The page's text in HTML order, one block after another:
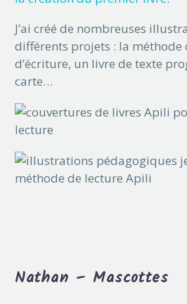
J’ai créé de nombreuses
différents projets : la méthode
d’écriture, un livre de texte
carte…
Nathan – Mascottes